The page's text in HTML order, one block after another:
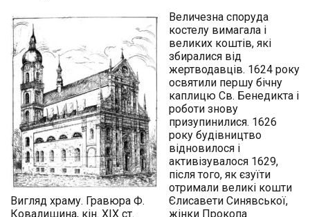
Вигляд храму. Гравюра Ф.
Ковалишина, кін. XІХ ст.
Величезна споруда
костелу вимагала і
великих коштів, які
збиралися від
жертводавців. 1624 року
освятили першу бічну
каплицю Св. Бенедикта і
роботи знову
призупинилися. 1626
року будівництво
відновилося і
активізувалося 1629,
після того, як єзуїти
отримали великі кошти
Єлисавети Синявської,
жінки Прокопа